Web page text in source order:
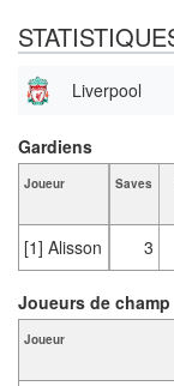
Liverpool
Joueur Saves
[1] Alisson 3
Gardiens
Joueur
Joueurs de champ